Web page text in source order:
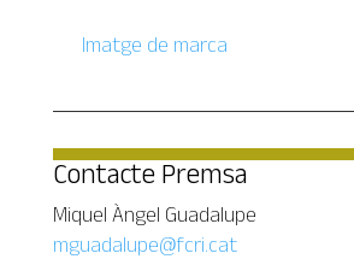
Imatge de marca
Contacte Premsa
Miquel Àngel Guadalupe
mguadalupe@fcri.cat